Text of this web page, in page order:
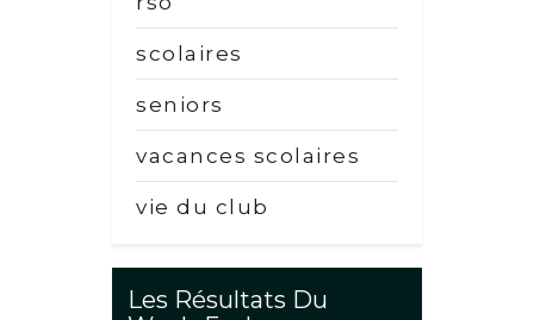
scolaires
seniors
vacances scolaires
vie du club
Les Résultats Du